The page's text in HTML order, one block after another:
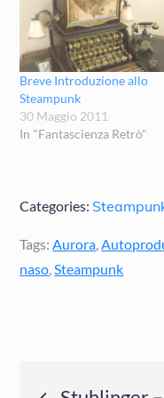
Breve Introduzione allo
Steampunk
30 Maggio 2011
In "Fantascienza Retrò"
Categories:
Tags:Aurora,
naso,Steampunk